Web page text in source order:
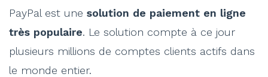
PayPal est une solution de paiement en ligne
très populaire. Le solution compte à ce jour
plusieurs millions de comptes clients actifs dans
le monde entier.